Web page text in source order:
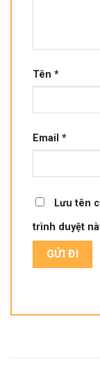
Tên *
Email *
Lưu tên
trình duyệt